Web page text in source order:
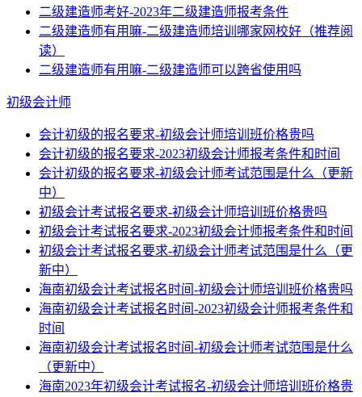
二级建造师考好-2023年二级建造师报考条件
二级建造师有用嘛-二级建造师培训哪家网校好（推荐阅
读）
二级建造师有用嘛-二级建造师可以跨省使用吗
初级会计师
会计初级的报名要求-初级会计师培训班价格贵吗
会计初级的报名要求-2023初级会计师报考条件和时间
会计初级的报名要求-初级会计师考试范围是什么（更新
中）
初级会计考试报名要求-初级会计师培训班价格贵吗
初级会计考试报名要求-2023初级会计师报考条件和时间
初级会计考试报名要求-初级会计师考试范围是什么（更
新中）
海南初级会计考试报名时间-初级会计师培训班价格贵吗
海南初级会计考试报名时间-2023初级会计师报考条件和
时间
海南初级会计考试报名时间-初级会计师考试范围是什么
（更新中）
海南2023年初级会计考试报名-初级会计师培训班价格贵